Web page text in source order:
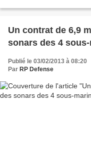
Un contrat de 6,9
sonars des 4
Publié le 03/02/2013 à 08:20
Par RP Defense